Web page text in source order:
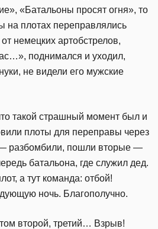
«Батальоны просят огня», то
на плотах переправлялись
немецких артобстрелов,
поднимался и уходил,
не видели его мужские
такой страшный момент был и
плоты для переправы через
разбомбили, пошли вторые —
батальона, где служил дед.
а тут команда: отбой!
ночь. Благополучно.
второй, третий… Взрыв!